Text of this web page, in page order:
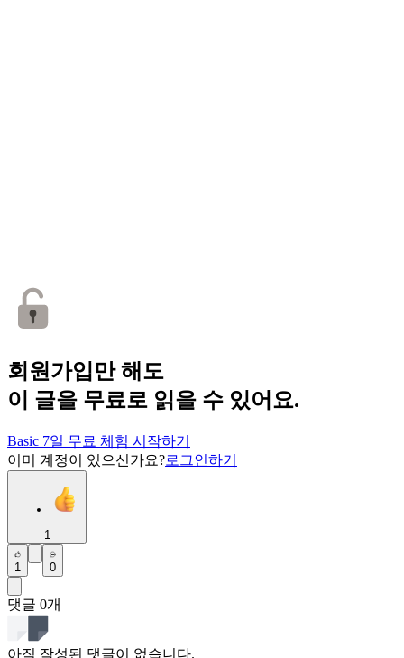
회원가입만 해도
이 글을 무료로 읽을 수 있어요.
Basic 7일 무료 체험 시작하기
이미 계정이 있으신가요?로그인하기
1
1 0
댓글 0개
아직 작성된 댓글이 없습니다.